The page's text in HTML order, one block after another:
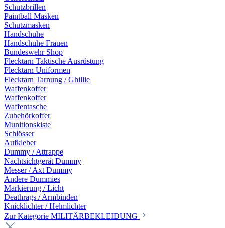
Schutzbrillen
Paintball Masken
Schutzmasken
Handschuhe
Handschuhe Frauen
Bundeswehr Shop
Flecktarn Taktische Ausrüstung
Flecktarn Uniformen
Flecktarn Tarnung / Ghillie
Waffenkoffer
Waffenkoffer
Waffentasche
Zubehörkoffer
Munitionskiste
Schlösser
Aufkleber
Dummy / Attrappe
Nachtsichtgerät Dummy
Messer / Axt Dummy
Andere Dummies
Markierung / Licht
Deathrags / Armbinden
Knicklichter / Helmlichter
Zur Kategorie MILITÄRBEKLEIDUNG